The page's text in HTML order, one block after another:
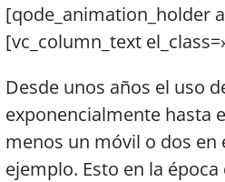
[qode_animation_holder
[vc_column_text
Desde unos años el uso
exponencialmente hasta
menos un móvil o dos
ejemplo. Esto en la